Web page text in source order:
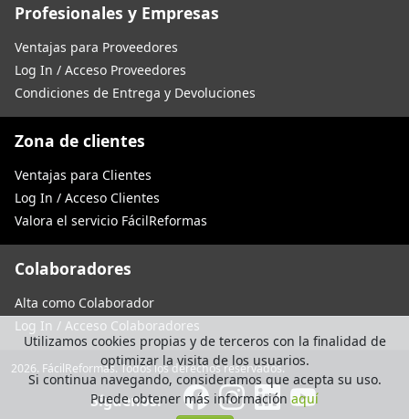
Utilizamos cookies propias y de terceros con la finalidad de
optimizar la visita de los usuarios.
Si continua navegando, consideramos que acepta su uso.
Puede obtener más informaciónaquí
Profesionales y Empresas
Ventajas para Proveedores
Log In / Acceso Proveedores
Condiciones de Entrega y Devoluciones
Zona de clientes
Ventajas para Clientes
Log In / Acceso Clientes
Valora el servicio FácilReformas
Colaboradores
Alta como Colaborador
Log In / Acceso Colaboradores
2026. FácilReformas. Todos los derechos reservados.
Síguenos: